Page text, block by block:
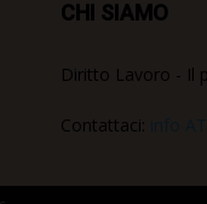
CHI SIAMO
Diritto Lavoro - Il
Contattaci: